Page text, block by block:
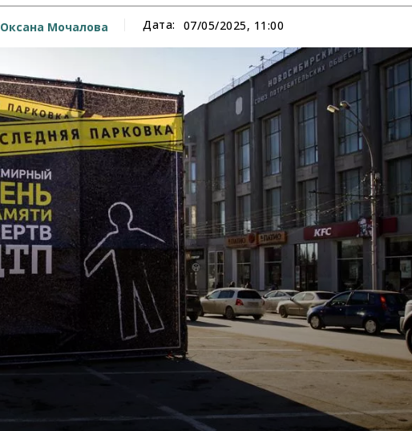
Оксана Мочалова Дата: 07/05/2025, 11:00